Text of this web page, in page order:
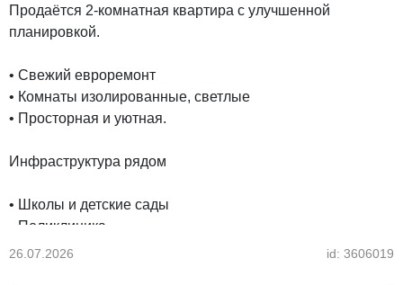
Продаётся 2-комнатная квартира с улучшенной
планировкой.
• Свежий евроремонт
• Комнаты изолированные, светлые
• Просторная и уютная.
Инфраструктура рядом
• Школы и детские сады
• Поликлиника
• Магазин
26.07.2026 id: 3606019